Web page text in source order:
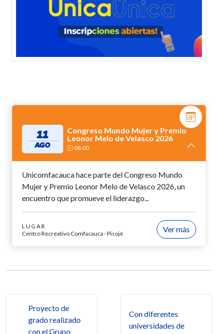
11
AGO
Congreso Mundo Mujer y Premio
Leonor Melo de Velasco 2026
08:00
Unicomfacauca hace parte del Congreso Mundo
Mujer y Premio Leonor Melo de Velasco 2026, un
encuentro que promueve el liderazgo...
LUGAR
Centro Recreativo Comfacauca - Pisojé
Ver más
Proyecto de
grado realizado
con el Grupo
Con diferentes
universidades de